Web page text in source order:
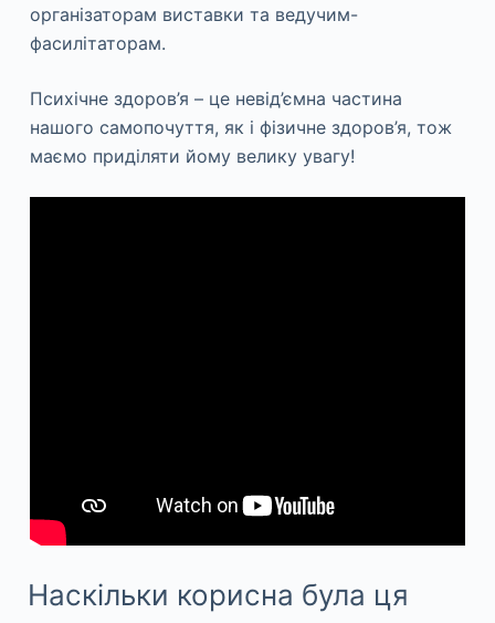
організаторам виставки та ведучим-
фасилітаторам.
Психічне здоров’я – це невід’ємна частина
нашого самопочуття, як і фізичне здоров’я, тож
маємо приділяти йому велику увагу!
Наскільки корисна була ця